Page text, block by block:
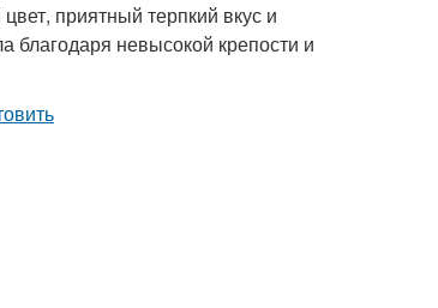
приятный терпкий вкус и
благодаря невысокой крепости и